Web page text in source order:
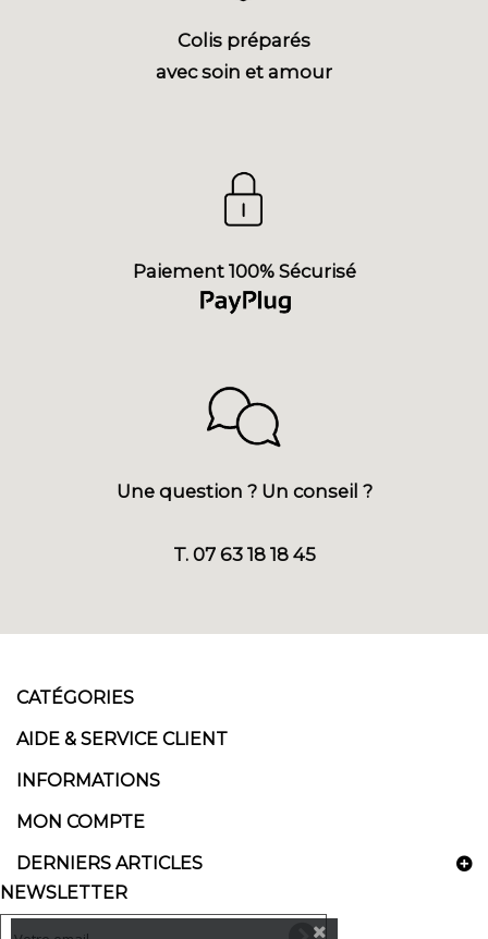
Colis préparés
avec soin et amour
Paiement 100% Sécurisé
Une question ? Un conseil ?
T. 07 63 18 18 45
CATÉGORIES
AIDE & SERVICE CLIENT
INFORMATIONS
MON COMPTE
DERNIERS ARTICLES
NEWSLETTER